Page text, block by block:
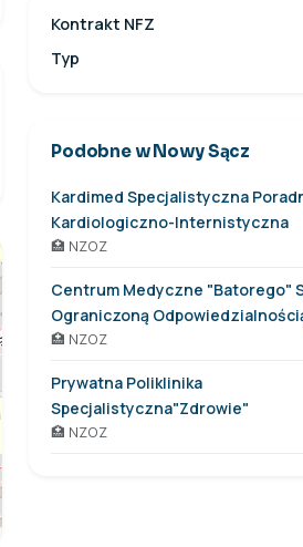
Kontrakt NFZ
Typ
Podobne w Nowy Sącz
Kardimed Specjalistyczna
Kardiologiczno-Internistyczna
🏥 NZOZ
Centrum Medyczne "Batorego"
Ograniczoną
🏥 NZOZ
Prywatna Poliklinika
Specjalistyczna"Zdrowie"
🏥 NZOZ